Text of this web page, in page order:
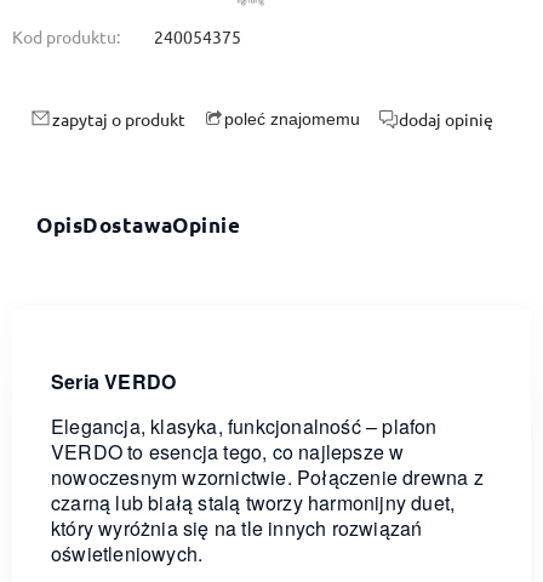
Kod produktu: 240054375
zapytaj o produkt poleć znajomemu dodaj opinię
OpisDostawaOpinie
Seria VERDO
Elegancja, klasyka, funkcjonalność – plafon
VERDO to esencja tego, co najlepsze w
nowoczesnym wzornictwie. Połączenie drewna z
czarną lub białą stalą tworzy harmonijny duet,
który wyróżnia się na tle innych rozwiązań
oświetleniowych.